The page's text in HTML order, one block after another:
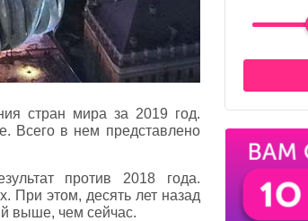
стран мира за 2019 год.
Всего в нем представлено
против 2018 года.
При этом, десять лет назад
выше, чем сейчас.